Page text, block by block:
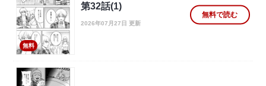
無料
第32話(1)
2026年07月27日 更新
無料で読む